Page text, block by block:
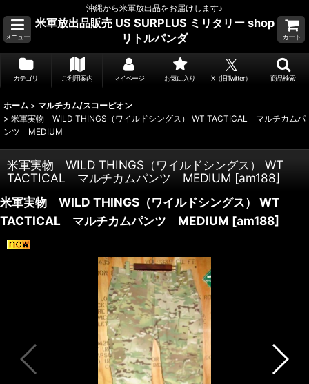
沖縄から米軍放出品をお届けします♪
メニュー
米軍放出品販売 US SURPLUS ミリタリー shop
リトルパンダ
カート
カテゴリ ご利用案内 マイページ お気に入り X（旧Twitter） 商品検索
ホーム > マルチカム/スコーピオン
> 米軍実物 WILD THINGS（ワイルドシングス） WT TACTICAL マルチカムパ
ンツ MEDIUM
米軍実物 WILD THINGS（ワイルドシングス） WT
TACTICAL マルチカムパンツ MEDIUM [am188]
米軍実物 WILD THINGS（ワイルドシングス） WT
TACTICAL マルチカムパンツ MEDIUM [am188]